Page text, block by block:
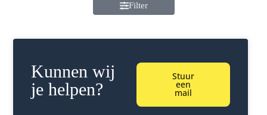
Filter
Kunnen wij
je helpen?
Stuur
een
mail